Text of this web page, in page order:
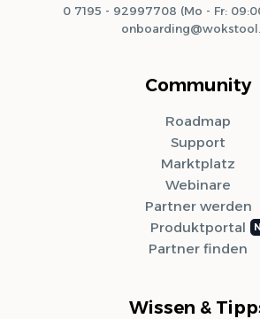
0 7195 - 92997708 (Mo - Fr:
Community
Roadmap
Support
Marktplatz
Webinare
Partner werden
Produktportal
Partner finden
Wissen &